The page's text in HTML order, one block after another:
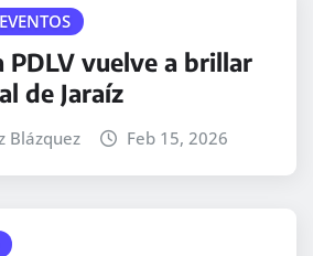
PDLV vuelve a brillar
de Jaraíz
Blázquez Feb 15, 2026